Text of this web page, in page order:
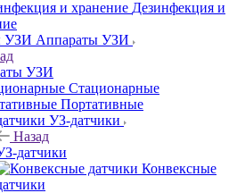
Дезинфекция и
Аппараты УЗИ
УЗИ
Стационарные
Портативные
УЗ-датчики
Назад
датчики
Конвексные